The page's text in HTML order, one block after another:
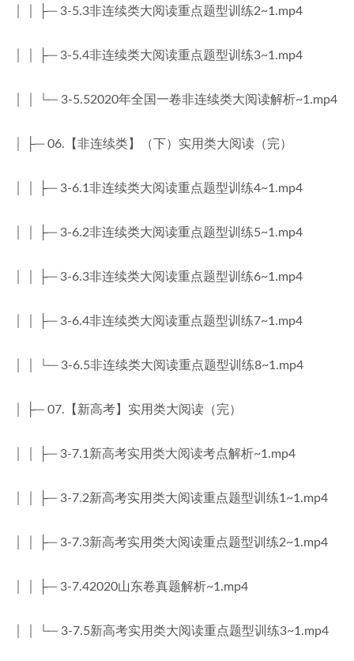
│ │ ├─ 3-5.3非连续类大阅读重点题型训练2~1.mp4
│ │ ├─ 3-5.4非连续类大阅读重点题型训练3~1.mp4
│ │ └─ 3-5.52020年全国一卷非连续类大阅读解析~1.mp4
│ ├─ 06.【非连续类】（下）实用类大阅读（完）
│ │ ├─ 3-6.1非连续类大阅读重点题型训练4~1.mp4
│ │ ├─ 3-6.2非连续类大阅读重点题型训练5~1.mp4
│ │ ├─ 3-6.3非连续类大阅读重点题型训练6~1.mp4
│ │ ├─ 3-6.4非连续类大阅读重点题型训练7~1.mp4
│ │ └─ 3-6.5非连续类大阅读重点题型训练8~1.mp4
│ ├─ 07.【新高考】实用类大阅读（完）
│ │ ├─ 3-7.1新高考实用类大阅读考点解析~1.mp4
│ │ ├─ 3-7.2新高考实用类大阅读重点题型训练1~1.mp4
│ │ ├─ 3-7.3新高考实用类大阅读重点题型训练2~1.mp4
│ │ ├─ 3-7.42020山东卷真题解析~1.mp4
│ │ └─ 3-7.5新高考实用类大阅读重点题型训练3~1.mp4